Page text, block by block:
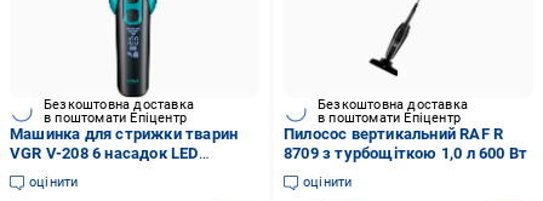
Безкоштовна доставка
в поштомати Епіцентр
Машинка для стрижки тварин
VGR V-208 6 насадок LED
дисплей акумуляторна
оцінити
Безкоштовна доставка
в поштомати Епіцентр
Пилосос вертикальний RAF R
8709 з турбощіткою 1,0 л 600 Вт
оцінити